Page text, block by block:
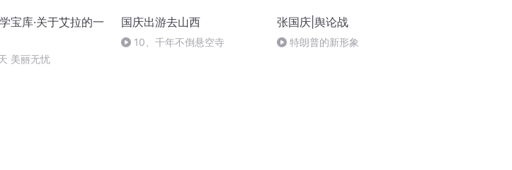
宝库·关于艾拉的一
美丽无忧
国庆出游去山西
10、千年不倒悬空寺
张国庆|舆论战
特朗普的新形象